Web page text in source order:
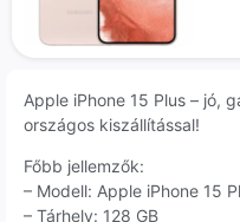
Apple iPhone 15 Plus – jó,
országos kiszállítással!
Főbb jellemzők:
– Modell: Apple iPhone 15
– Tárhely: 128 GB